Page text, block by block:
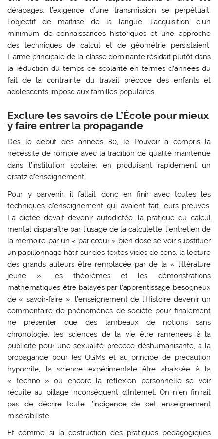
dérapages, l’exigence d’une transmission se perpétuait,
l’objectif de maîtrise de la langue, l’acquisition d’un
minimum de connaissances historiques et une approche
des techniques de calcul et de géométrie persistaient.
L’arme principale de la classe dominante résidait plutôt dans
la réduction du temps de scolarité en termes d’années du
fait de la contrainte du travail précoce des enfants et
adolescents imposé aux familles populaires.
Exclure les savoirs de L’École pour mieux
y faire entrer la propagande
Dès le début des années 80, le Pouvoir a compris la
nécessité de rompre avec la tradition de qualité maintenue
dans l’institution scolaire, en produisant rapidement un
ersatz d’enseignement.
Pour y parvenir, il fallait donc en finir avec toutes les
techniques d’enseignement qui avaient fait leurs preuves.
La dictée devait devenir autodictée, la pratique du calcul
mental disparaître par l’usage de la calculette, l’entretien de
la mémoire par un « par cœur » bien dosé se voir substituer
un papillonnage hâtif sur des textes vides de sens, la lecture
des grands auteurs être remplacée par de la « littérature
jeune », les théorèmes et les démonstrations
mathématiques être balayés par l’apprentissage besogneux
de « savoir-faire », l’enseignement de l’Histoire devenir un
commentaire de phénomènes de société pour finalement
ne présenter que des lambeaux de notions sans
chronologie, les sciences de la vie être ramenées à la
publicité pour une sexualité précoce déshumanisante, à la
propagande pour les OGMs et au principe de précaution
hypocrite, la science expérimentale être abaissée à la
« techno » ou encore la réflexion personnelle se voir
réduite au pillage inconséquent d’Internet. On n’en finirait
pas de décrire toute l’indigence de cet enseignement
misérabiliste.
Et comme si la destruction des pratiques pédagogiques